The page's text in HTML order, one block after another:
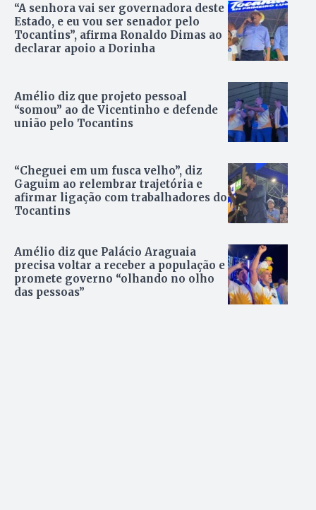
“A senhora vai ser governadora deste
Estado, e eu vou ser senador pelo
Tocantins”, afirma Ronaldo Dimas ao
declarar apoio a Dorinha
Amélio diz que projeto pessoal
“somou” ao de Vicentinho e defende
união pelo Tocantins
“Cheguei em um fusca velho”, diz
Gaguim ao relembrar trajetória e
afirmar ligação com trabalhadores do
Tocantins
Amélio diz que Palácio Araguaia
precisa voltar a receber a população e
promete governo “olhando no olho
das pessoas”